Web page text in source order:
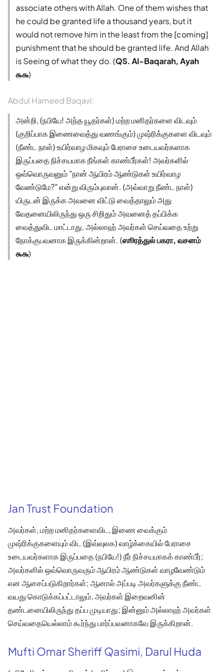
associate others with Allah. One of them wishes that
he could be granted life a thousand years, but it
would not remove him in the least from the [coming]
punishment that he should be granted life. And Allah
is Seeing of what they do. (QS. Al-Baqarah, Ayah
௯௬)
Abdul Hameed Baqavi:
அன்றி, (நபியே! அந்த யூதர்கள்) மற்ற மனிதர்களை விடவும்
(குறிப்பாக இணைவைத்து வணங்கும்) முஷ்ரிக்குகளை விடவும்
(நீண்ட நாள்) உயிர்வாழ மிகவும் பேராசை உடையவர்களாக
இருப்பதை நிச்சயமாக நீங்கள் காண்பீர்கள்! அவர்களில்
ஒவ்வொருவனும் "நான் ஆயிரம் ஆண்டுகள் உயிர்வாழ
வேண்டுமே?" என்று விரும்புவான். (அவ்வாறு நீண்ட நாள்)
யிருடன் இருக்க அவனை விட்டு வைத்தாலும் அது
வேதனையிலிருந்து ஒரு சிறிதும் அவனைத் தப்பிக்க
வைத்துவிட மாட்டாது. அல்லாஹ் அவர்கள் செய்வதை உற்று
நோக்குபவனாக இருக்கின்றான். (ஸூரத்துல் பகரா, வசனம்
௯௬)
Jan Trust Foundation
அவர்கள், மற்ற மனிதர்களைவிட, இணை வைக்கும்
முஷ்ரிக்குகளையும் விட (இவ்வுலக) வாழ்க்கையில் பேராசை
உடையவர்களாக இருப்பதை (நபியே!) நீர் நிச்சயமாகக் காண்பீர்;
அவர்களில் ஒவ்வொருவரும் ஆயிரம் ஆண்டுகள் வாழவேண்டும்
என ஆசைப்படுகிறார்கள்; ஆனால் அப்படி அவர்களுக்கு நீண்ட
வயது கொடுக்கப்பட்டாலும், அவர்கள் இறைவனின்
தண்டனையிலிருந்து தப்ப முடியாது; இன்னும் அல்லாஹ் அவர்கள்
செய்வதையெல்லாம் கூர்ந்து பார்ப்பவனாகவே இருக்கிறான்.
Mufti Omar Sheriff Qasimi, Darul Huda